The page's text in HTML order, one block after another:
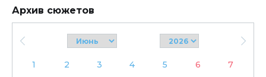
Архив сюжетов
1 2 3 4 5 6
7